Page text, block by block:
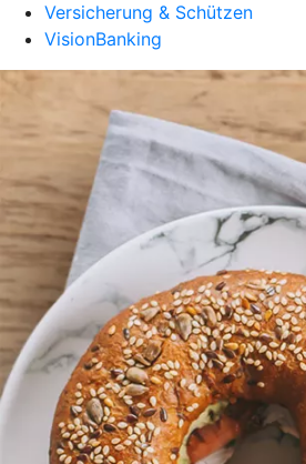
Versicherung & Schützen
VisionBanking